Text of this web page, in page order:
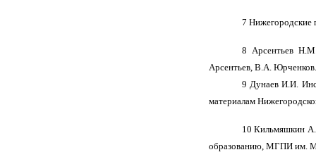
7 Нижегородские
8 Арсентьев
Арсентьев, В.А.
9 Дунаев И.И.
материалам
10 Кильмяшкин
образованию, МГПИ им.